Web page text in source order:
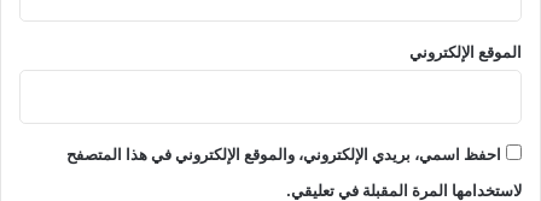
الموقع الإلكتروني
احفظ اسمي، بريدي الإلكتروني، والموقع الإلكتروني في هذا المتصفح
لاستخدامها المرة المقبلة في تعليقي.